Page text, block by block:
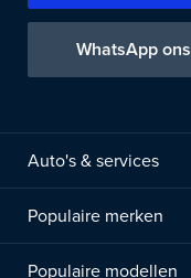
WhatsApp ons
Auto's & services
Populaire merken
Populaire modellen